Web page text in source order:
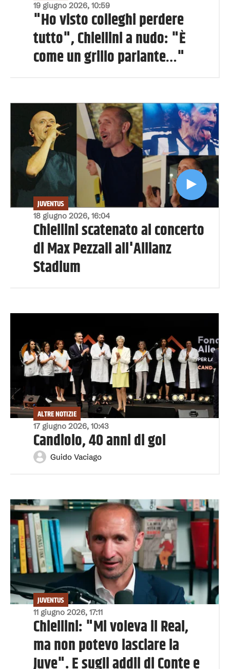
19 giugno 2026, 10:59
"Ho visto colleghi perdere
tutto", Chiellini a nudo: "È
come un grillo parlante…"
18 giugno 2026, 16:04
JUVENTUS
Chiellini scatenato al concerto
di Max Pezzali all'Allianz
Stadium
17 giugno 2026, 10:43
ALTRE NOTIZIE
Candiolo, 40 anni di gol
Guido Vaciago
11 giugno 2026, 17:11
JUVENTUS
Chiellini: "Mi voleva il Real,
ma non potevo lasciare la
Juve". E sugli addii di Conte e